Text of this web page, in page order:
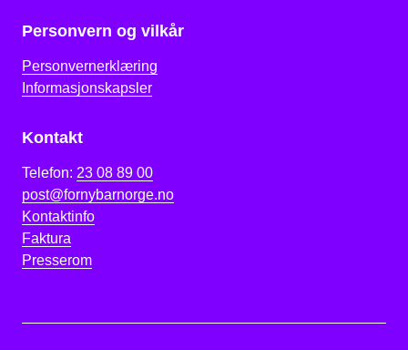
Personvern og vilkår
Personvernerklæring
Informasjonskapsler
Kontakt
Telefon: 23 08 89 00
post@fornybarnorge.no
Kontaktinfo
Faktura
Presserom